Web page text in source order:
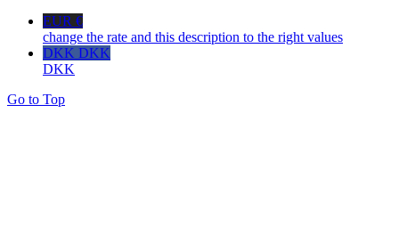
EUR €
change the rate and this description to the right values
DKK DKK
DKK
Go to Top